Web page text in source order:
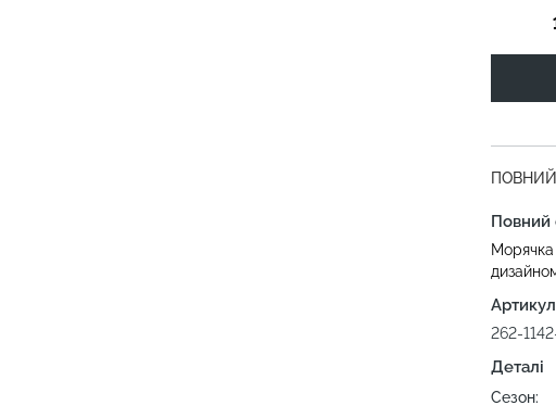
Повний
Артикул
262-
Деталі
Сезон: